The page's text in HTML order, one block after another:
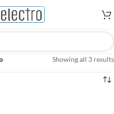
Showing all 3 results